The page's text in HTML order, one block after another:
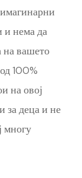
и нема да
на вашето
100%
на овој
за деца и не
многу